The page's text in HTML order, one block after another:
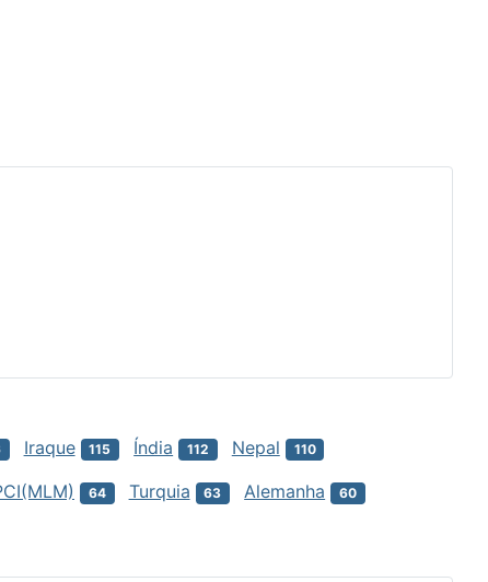
Iraque 115 Índia 112 Nepal 110
64 Turquia 63 Alemanha 60